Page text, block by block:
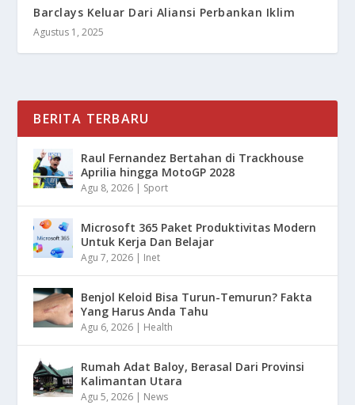
Barclays Keluar Dari Aliansi Perbankan Iklim
Agustus 1, 2025
BERITA TERBARU
Raul Fernandez Bertahan di Trackhouse
Aprilia hingga MotoGP 2028
Agu 8, 2026 | Sport
Microsoft 365 Paket Produktivitas Modern
Untuk Kerja Dan Belajar
Agu 7, 2026 | Inet
Benjol Keloid Bisa Turun-Temurun? Fakta
Yang Harus Anda Tahu
Agu 6, 2026 | Health
Rumah Adat Baloy, Berasal Dari Provinsi
Kalimantan Utara
Agu 5, 2026 | News